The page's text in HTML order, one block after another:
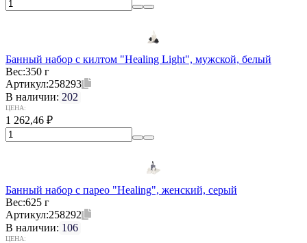
Банный набор с килтом "Healing Light", мужской, белый
Вес:350 г
Артикул:258293
В наличии: 202
ЦЕНА:
1 262,46 ₽
Банный набор с парео "Healing", женский, серый
Вес:625 г
Артикул:258292
В наличии: 106
ЦЕНА: